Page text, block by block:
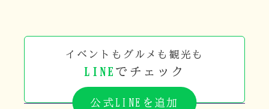
イベントもグルメも観光も
LINE でチェック
公式LINEを追加